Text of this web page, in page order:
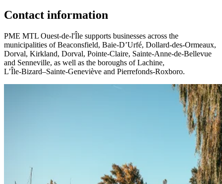
Contact information
PME MTL Ouest-de-l'Île supports businesses across the
municipalities of Beaconsfield, Baie-D’Urfé, Dollard-des-Ormeaux,
Dorval, Kirkland, Dorval, Pointe-Claire, Sainte-Anne-de-Bellevue
and Senneville, as well as the boroughs of Lachine,
L’Île-Bizard–Sainte-Geneviève and Pierrefonds-Roxboro.